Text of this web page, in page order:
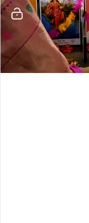
e
m
a
i